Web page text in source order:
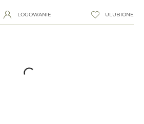
LOGOWANIE ULUBIONE